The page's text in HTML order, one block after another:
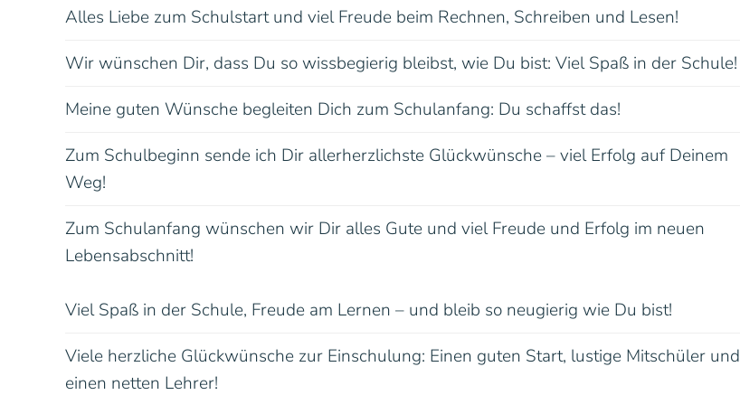
Alles Liebe zum Schulstart und viel Freude beim Rechnen, Schreiben und Lesen!
Wir wünschen Dir, dass Du so wissbegierig bleibst, wie Du bist: Viel Spaß in der Schule!
Meine guten Wünsche begleiten Dich zum Schulanfang: Du schaffst das!
Zum Schulbeginn sende ich Dir allerherzlichste Glückwünsche – viel Erfolg auf Deinem
Weg!
Zum Schulanfang wünschen wir Dir alles Gute und viel Freude und Erfolg im neuen
Lebensabschnitt!
Viel Spaß in der Schule, Freude am Lernen – und bleib so neugierig wie Du bist!
Viele herzliche Glückwünsche zur Einschulung: Einen guten Start, lustige Mitschüler und
einen netten Lehrer!